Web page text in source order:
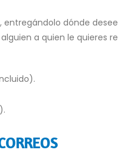
entregándolo dónde
a quien le quieres